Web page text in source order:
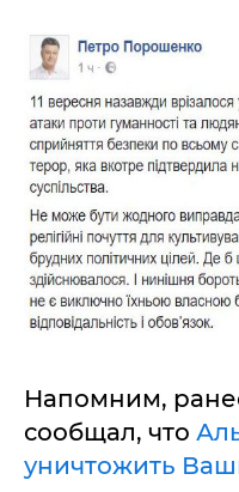
Напомним,
сообщал, что
уничтожить